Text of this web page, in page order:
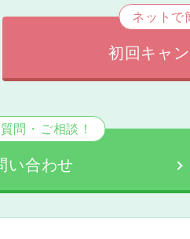
ネットで
初回キャ
問・ご相談！
い合わせ